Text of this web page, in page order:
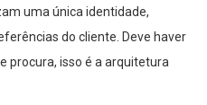
uma única identidade,
do cliente. Deve haver
procura, isso é a arquitetura